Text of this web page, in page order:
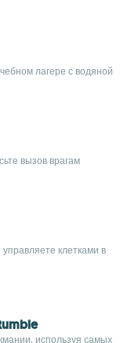
лагере с водяной
вызов врагам
клетками в
используя самых